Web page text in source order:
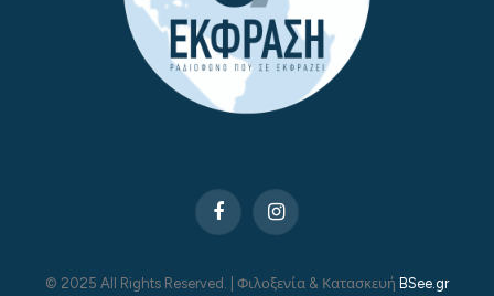
FacebookInstagram
© 2025 All Rights Reserved. | Φιλοξενία & Κατασκευή BSee.gr